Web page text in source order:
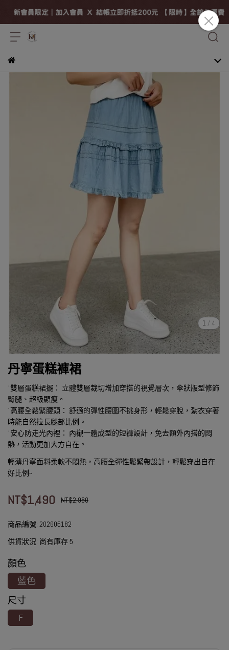
1 / 4
丹寧蛋糕褲裙
˙雙層蛋糕裙擺： 立體雙層裁切增加穿搭的視覺層次，傘狀版型修飾
臀腿、超級顯瘦。
˙高腰全鬆緊腰頭： 舒適的彈性腰圍不挑身形，輕鬆穿脫，紮衣穿著
時能自然拉長腿部比例。
˙安心防走光內裡： 內襯一體成型的短褲設計，免去額外內搭的悶
熱，活動更加大方自在。
輕薄丹寧面料柔軟不悶熱，高腰全彈性鬆緊帶設計，輕鬆穿出自在
好比例~
NT$1,490 NT$2,980
商品編號: 202605182
供貨狀況: 尚有庫存 5
顏色
藍色
尺寸
F